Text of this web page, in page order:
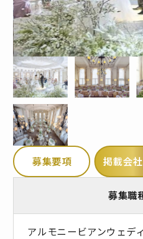
募集要項 掲載会
募集職
アルモニービアンウェデ